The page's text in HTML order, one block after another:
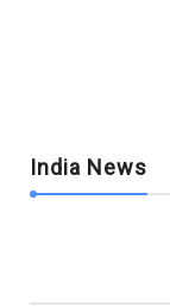
India News